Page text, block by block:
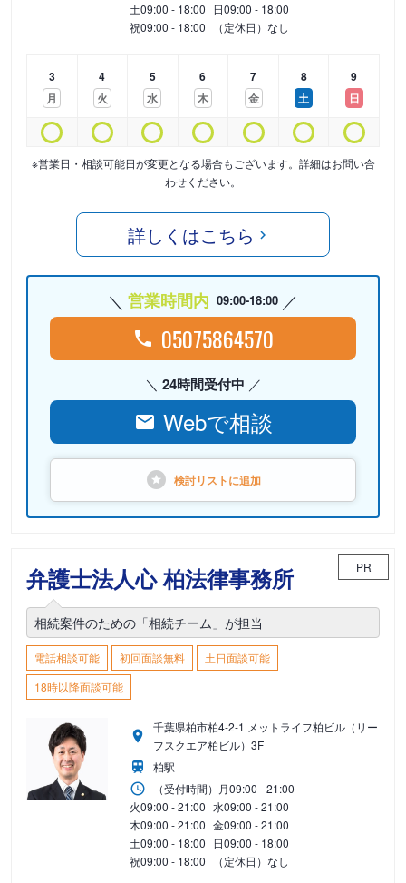
土09:00 - 18:00 日09:00 - 18:00
祝09:00 - 18:00 （定休日）なし
3
月
4
火
5
水
6
木
7
金
8
土
9
日
※営業日・相談可能日が変更となる場合もございます。詳細はお問い合
わせください。
詳しくはこちら
営業時間内 09:00-18:00
05075864570
24時間受付中
Webで相談
検討リストに追加
弁護士法人心 柏法律事務所 PR
相続案件のための「相続チーム」が担当
電話相談可能 初回面談無料
土日面談可能
18時以降面談可能
千葉県柏市柏4-2-1 メットライフ柏ビル（リー
フスクエア柏ビル）3F
柏駅
（受付時間） 月09:00 - 21:00
火09:00 - 21:00 水09:00 - 21:00
木09:00 - 21:00 金09:00 - 21:00
土09:00 - 18:00 日09:00 - 18:00
祝09:00 - 18:00 （定休日）なし